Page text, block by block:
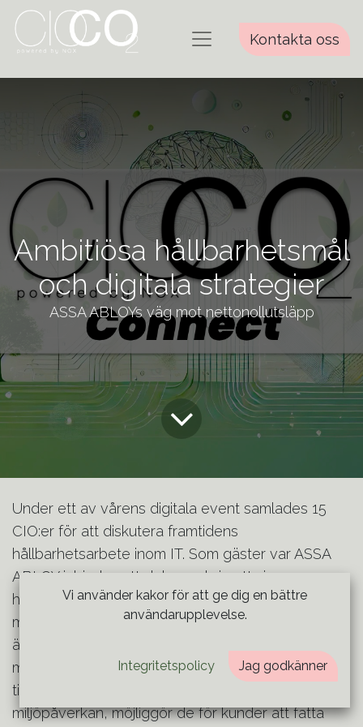
Kontakta oss
Ambitiösa hållbarhetsmål
och digitala strategier
ASSA ABLOYs väg mot nettonollutsläpp
Under ett av vårens digitala event samlades 15
CIO:er för att diskutera framtidens
hållbarhetsarbete inom IT. Som gäster var ASSA
ABLOY inbjudna att dela med sig att sin
hållbarhetsresa, då de har antagit ett ambitiöst
mål, att uppnå nettonollutsläpp till 2050. Företaget
är fast beslutet om att varje ny produkt ska vara
mer hållbar än sin föregångare. Genom att
tillhandahålla information om varje produkts
miljöpåverkan, möjliggör de för kunder att fatta
Vi använder kakor för att ge dig en bättre
användarupplevelse.
Integritetspolicy Jag godkänner